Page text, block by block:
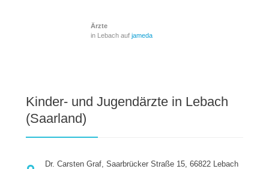
Ärzte
in Lebach aufjameda
Kinder- und Jugendärzte in Lebach
(Saarland)
Dr. Carsten Graf, Saarbrücker Straße 15, 66822 Lebach